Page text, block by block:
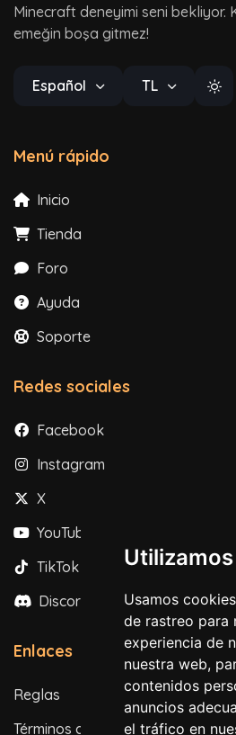
Usamos
de rastreo para
experiencia de
nuestra web,
contenidos
anuncios
el tráfico en
Minecraft deneyimi seni bekliyor.
emeğin boşa gitmez!
Español TL
Menú rápido
Inicio
Tienda
Foro
Ayuda
Soporte
Redes sociales
Facebook
Instagram
X
YouTube
TikTok
Discord
Enlaces
Reglas
Términos de servicio